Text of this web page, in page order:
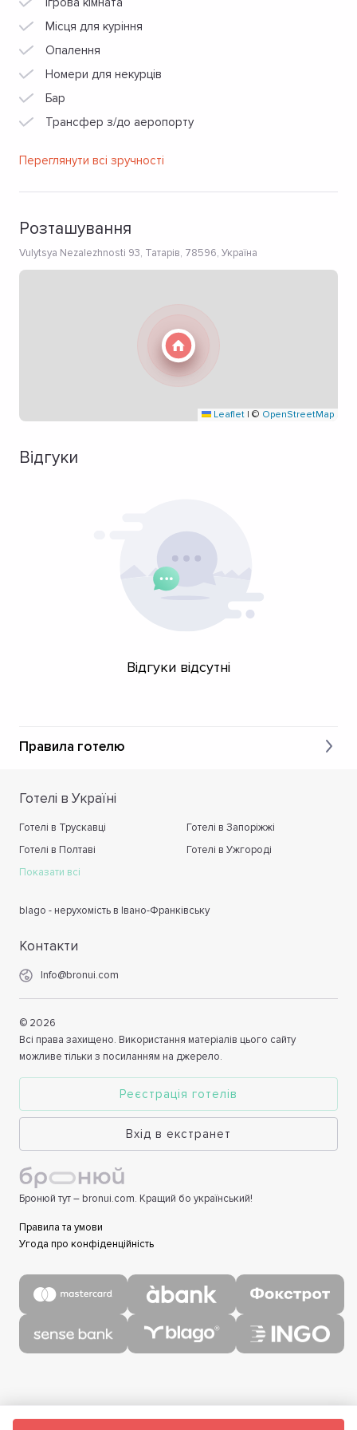
Місця для куріння
Опалення
Номери для некурців
Бар
Трансфер з/до аеропорту
Переглянути всі зручності
Розташування
Vulytsya Nezalezhnosti 93, Татарів, 78596, Україна
Leaflet | © OpenStreetMap
Відгуки
Відгуки відсутні
Правила готелю
Готелі в Україні
Готелі в Трускавці
Готелі в Запоріжжі
Готелі в Полтаві
Готелі в Ужгороді
Показати всі
blago - нерухомість в Івано-Франківську
Контакти
Info@bronui.com
© 2026
Всі права захищено. Використання матеріалів цього сайту
можливе тільки з посиланням на джерело.
Реєстрація готелів
Вхід в екстранет
Бронюй тут – bronui.com. Кращий бо український!
Правила та умови
Угода про конфіденційність